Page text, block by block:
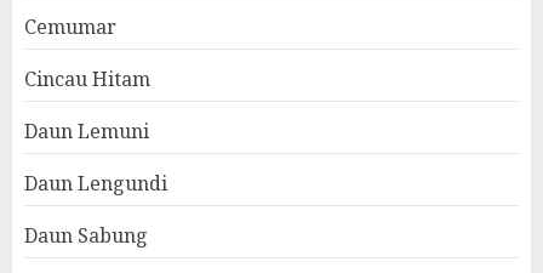
Cemumar
Cincau Hitam
Daun Lemuni
Daun Lengundi
Daun Sabung